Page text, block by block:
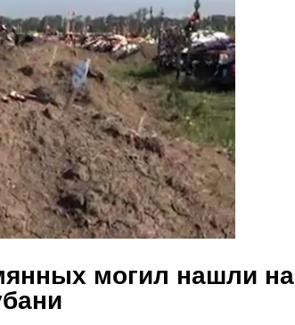
могил нашли на